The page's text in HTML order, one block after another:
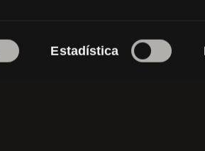
Estadística
asegurarse de que su